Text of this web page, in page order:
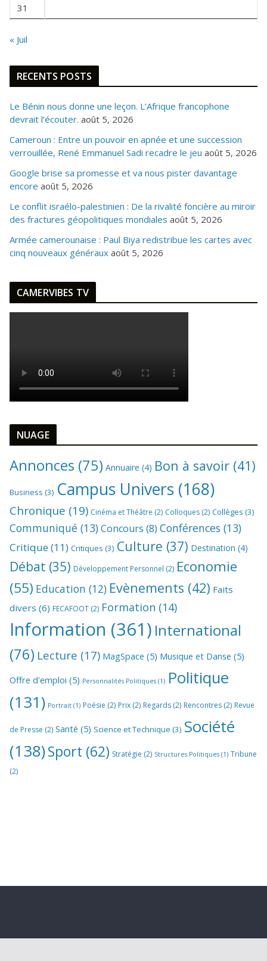
31
« Juil
RECENTS POSTS
Le Bénin nous donne une leçon. L’Afrique francophone
devrait l’écouter. août 5, 2026
Cameroun : Entre un pouvoir en apnée et une succession
verrouillée, René Emmanuel Sadi recadre le jeu août 5, 2026
Google brise sa promesse et va nous pister davantage
encore août 5, 2026
Le conflit israélo-palestinien : De la rivalité foncière au miroir
des fractures géopolitiques mondiales août 5, 2026
Armée camerounaise : Paul Biya redistribue les cartes avec
cinq nouveaux généraux août 5, 2026
CAMERVIBES TV
NUAGE
Annonces (75) Annuaire (4) Bon à savoir (41)
Business (3) Campus Univers (168)
Chronique (19) Cinéma et Théâtre (2) Colloques (2) Collèges (3)
Communiqué (13)Concours (8) Conférences (13)
Critique(11) Critiques (3) Culture (37) Destination (4)
Débat (35) Développement Personnel (2) Economie
(55) Education (12) Evènements (42) Faits
divers (6) FECAFOOT (2) Formation (14)
Information (361) International
(76) Lecture (17) MagSpace (5) Musique et Danse (5)
Offre d'emploi (5) Personnalités Politiques (1) Politique
(131) Portrait (1) Poésie (2) Prix (2) Regards (2) Rencontres (2) Revue
de Presse (2) Santé (5) Science et Technique (3) Société
(138)Sport (62) Stratégie (2) Structures Politiques (1) Tribune
(2)